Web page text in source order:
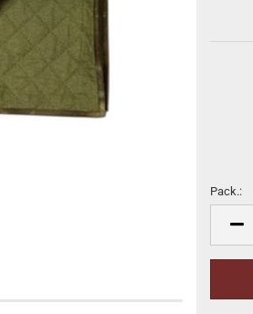
Pack.:
Pack.